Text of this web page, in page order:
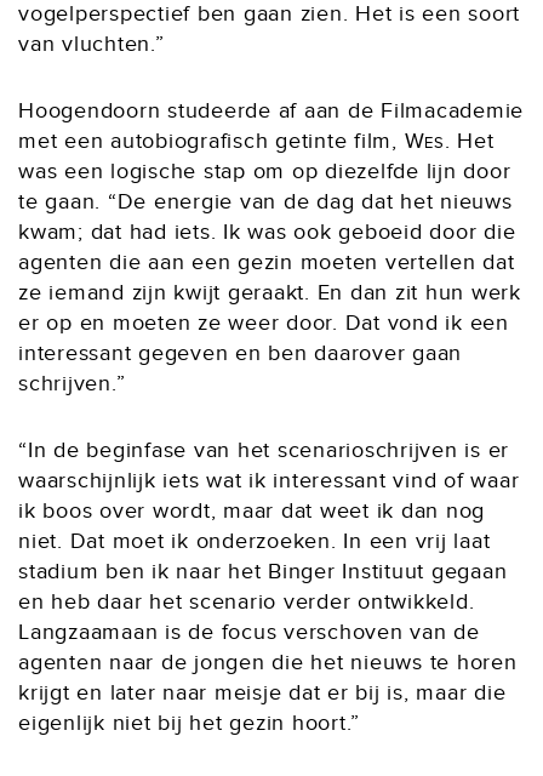
vogelperspectief ben gaan zien. Het is een soort
van vluchten.”
Hoogendoorn studeerde af aan de Filmacademie
met een autobiografisch getinte film, Wes. Het
was een logische stap om op diezelfde lijn door
te gaan. “De energie van de dag dat het nieuws
kwam; dat had iets. Ik was ook geboeid door die
agenten die aan een gezin moeten vertellen dat
ze iemand zijn kwijt geraakt. En dan zit hun werk
er op en moeten ze weer door. Dat vond ik een
interessant gegeven en ben daarover gaan
schrijven.”
“In de beginfase van het scenarioschrijven is er
waarschijnlijk iets wat ik interessant vind of waar
ik boos over wordt, maar dat weet ik dan nog
niet. Dat moet ik onderzoeken. In een vrij laat
stadium ben ik naar het Binger Instituut gegaan
en heb daar het scenario verder ontwikkeld.
Langzaamaan is de focus verschoven van de
agenten naar de jongen die het nieuws te horen
krijgt en later naar meisje dat er bij is, maar die
eigenlijk niet bij het gezin hoort.”